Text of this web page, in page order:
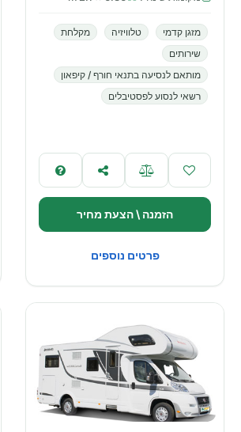
מזגן קדמי טלוויזיה
מקלחת
שירותים
מותאם לנסיעה בתנאי חורף / קיפאון
רשאי לנסוע לפסטיבלים
הזמנה \ הצעת מחיר
פרטים נוספים